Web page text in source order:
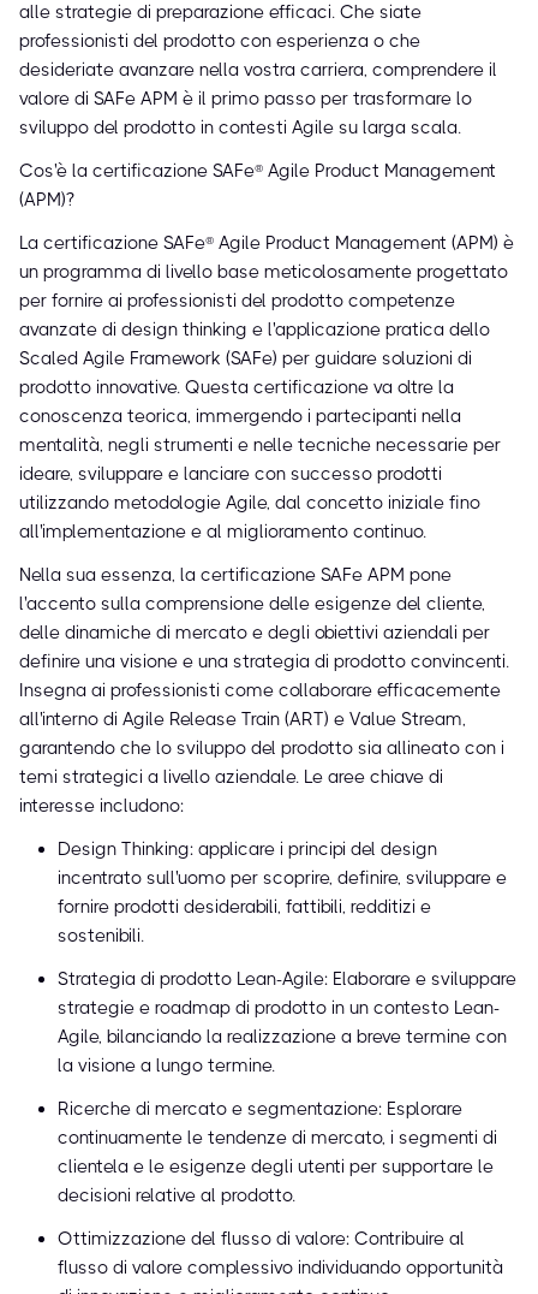
alle strategie di preparazione efficaci. Che siate
professionisti del prodotto con esperienza o che
desideriate avanzare nella vostra carriera, comprendere il
valore di SAFe APM è il primo passo per trasformare lo
sviluppo del prodotto in contesti Agile su larga scala.
Cos'è la certificazione SAFe® Agile Product Management
(APM)?
La certificazione SAFe® Agile Product Management (APM) è
un programma di livello base meticolosamente progettato
per fornire ai professionisti del prodotto competenze
avanzate di design thinking e l'applicazione pratica dello
Scaled Agile Framework (SAFe) per guidare soluzioni di
prodotto innovative. Questa certificazione va oltre la
conoscenza teorica, immergendo i partecipanti nella
mentalità, negli strumenti e nelle tecniche necessarie per
ideare, sviluppare e lanciare con successo prodotti
utilizzando metodologie Agile, dal concetto iniziale fino
all'implementazione e al miglioramento continuo.
Nella sua essenza, la certificazione SAFe APM pone
l'accento sulla comprensione delle esigenze del cliente,
delle dinamiche di mercato e degli obiettivi aziendali per
definire una visione e una strategia di prodotto convincenti.
Insegna ai professionisti come collaborare efficacemente
all'interno di Agile Release Train (ART) e Value Stream,
garantendo che lo sviluppo del prodotto sia allineato con i
temi strategici a livello aziendale. Le aree chiave di
interesse includono:
Design Thinking: applicare i principi del design
incentrato sull'uomo per scoprire, definire, sviluppare e
fornire prodotti desiderabili, fattibili, redditizi e
sostenibili.
Strategia di prodotto Lean-Agile: Elaborare e sviluppare
strategie e roadmap di prodotto in un contesto Lean-
Agile, bilanciando la realizzazione a breve termine con
la visione a lungo termine.
Ricerche di mercato e segmentazione: Esplorare
continuamente le tendenze di mercato, i segmenti di
clientela e le esigenze degli utenti per supportare le
decisioni relative al prodotto.
Ottimizzazione del flusso di valore: Contribuire al
flusso di valore complessivo individuando opportunità